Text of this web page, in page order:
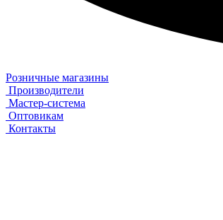
Розничные магазины
Производители
Мастер-система
Оптовикам
Контакты